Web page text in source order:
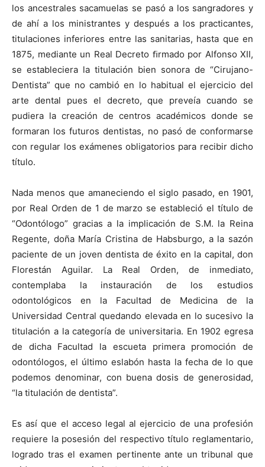
los ancestrales sacamuelas se pasó a los sangradores y
de ahí a los ministrantes y después a los practicantes,
titulaciones inferiores entre las sanitarias, hasta que en
1875, mediante un Real Decreto ﬁrmado por Alfonso XII,
se estableciera la titulación bien sonora de “Cirujano-
Dentista” que no cambió en lo habitual el ejercicio del
arte dental pues el decreto, que preveía cuando se
pudiera la creación de centros académicos donde se
formaran los futuros dentistas, no pasó de conformarse
con regular los exámenes obligatorios para recibir dicho
título.
Nada menos que amaneciendo el siglo pasado, en 1901,
por Real Orden de 1 de marzo se estableció el título de
“Odontólogo” gracias a la implicación de S.M. la Reina
Regente, doña María Cristina de Habsburgo, a la sazón
paciente de un joven dentista de éxito en la capital, don
Florestán Aguilar. La Real Orden, de inmediato,
contemplaba la instauración de los estudios
odontológicos en la Facultad de Medicina de la
Universidad Central quedando elevada en lo sucesivo la
titulación a la categoría de universitaria. En 1902 egresa
de dicha Facultad la escueta primera promoción de
odontólogos, el último eslabón hasta la fecha de lo que
podemos denominar, con buena dosis de generosidad,
“la titulación de dentista”.
Es así que el acceso legal al ejercicio de una profesión
requiere la posesión del respectivo título reglamentario,
logrado tras el examen pertinente ante un tribunal que